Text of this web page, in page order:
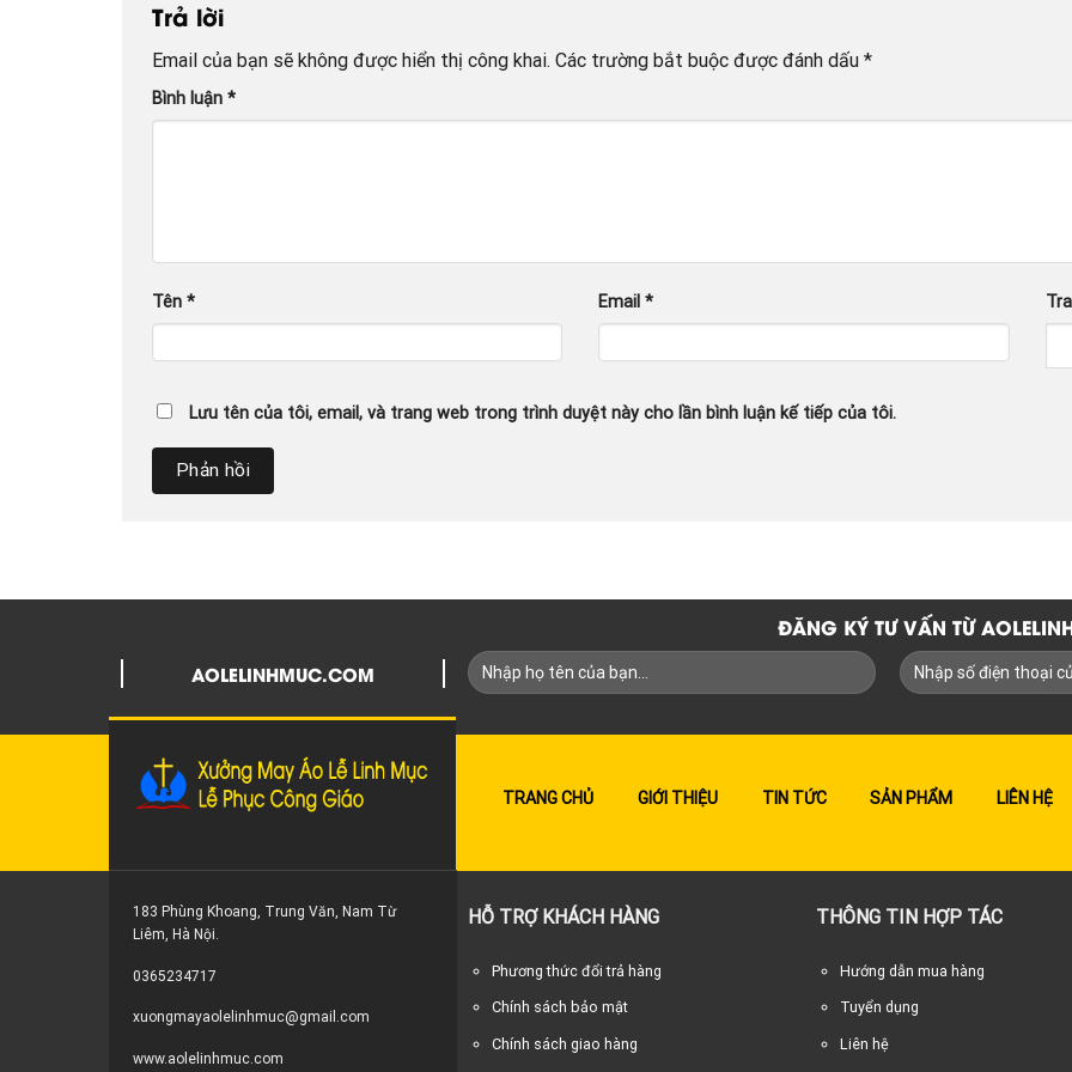
Trả lời
Email của bạn sẽ không được hiển thị công khai. Các trường bắt buộc được đánh dấu *
Bình luận *
Tên * Email*
Lưu tên của tôi, email, và trang web trong trình duyệt này cho lần bình luận kế tiếp của tôi.
AOLELINHMUC.COM
ĐĂNG KÝ TƯ VẤN TỪ
TRANG CHỦ GIỚI THIỆU TIN TỨC SẢN PHẨM LIÊN HỆ
183 Phùng Khoang, Trung Văn, Nam Từ
Liêm, Hà Nội.
0365234717
xuongmayaolelinhmuc@gmail.com
www.aolelinhmuc.com
HỖ TRỢ KHÁCH HÀNG
Phương thức đổi trả hàng
Chính sách bảo mật
Chính sách giao hàng
THÔNG TIN HỢP TÁC
Hướng dẫn mua hàng
Tuyển dụng
Liên hệ